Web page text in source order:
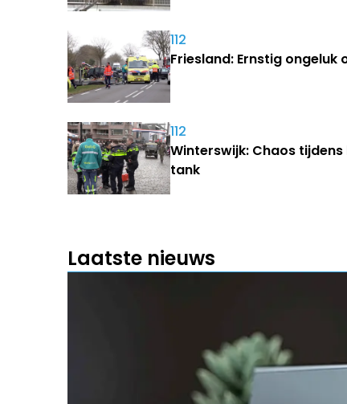
112
Friesland: Ernstig ongeluk
112
Winterswijk: Chaos
tank
Laatste nieuws